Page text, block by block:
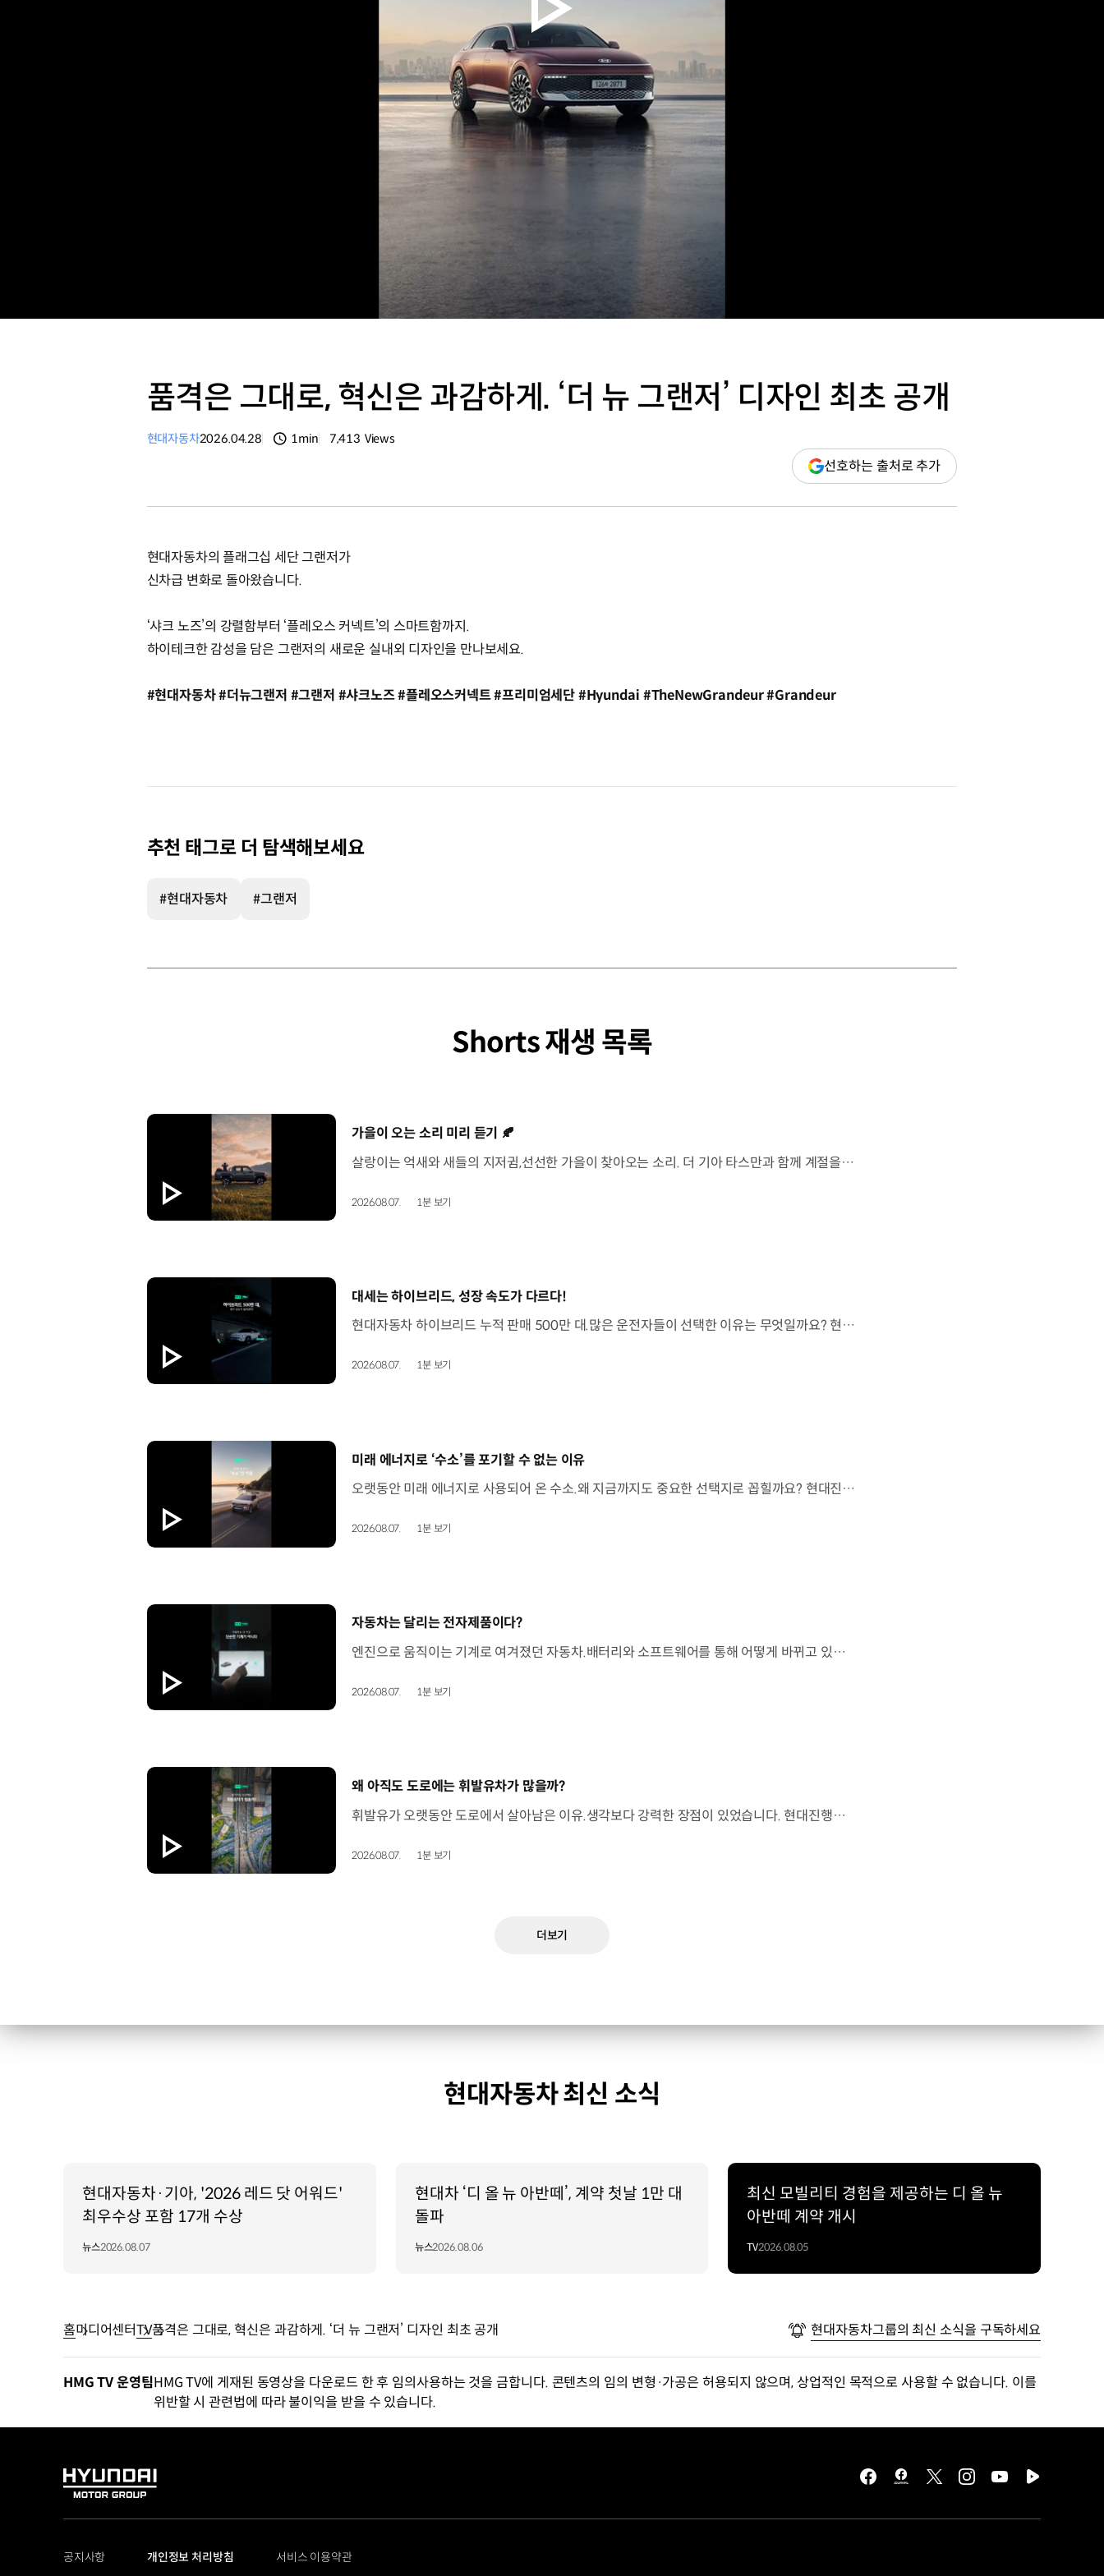
품격은 그대로, 혁신은 과감하게. ‘더 뉴 그랜저’ 디자인 최초 공개
현대자동차2026.04.28 1min 7,413 Views
선호하는 출처로 추가(새
창
열림)
현대자동차의 플래그십 세단 그랜저가
신차급 변화로 돌아왔습니다.
‘샤크 노즈’의 강렬함부터 ‘플레오스 커넥트’의 스마트함까지.
하이테크한 감성을 담은 그랜저의 새로운 실내외 디자인을 만나보세요.
#현대자동차 #더뉴그랜저 #그랜저 #샤크노즈 #플레오스커넥트 #프리미엄세단 #Hyundai #TheNewGrandeur #Grandeur
추천 태그로 더 탐색해보세요
#현대자동차 #그랜저
Shorts 재생 목록
[동영상]
가을이 오는 소리 미리 듣기 🍂
살랑이는 억새와 새들의 지저귐,선선한 가을이 찾아오는 소리. 더 기아 타스만과 함께 계절을 만나보세요. 🎧 *본 영상은 AI를 활용해 제작했습니다. #기아 #더기아타스만 #타스만 #가을 #입추 #Tasman #ASMR
2026.08.07. 1분 보기
[동영상]
대세는 하이브리드, 성장 속도가 다르다!
현대자동차 하이브리드 누적 판매 500만 대.많은 운전자들이 선택한 이유는 무엇일까요? 현대진행형 팟캐스트 EP.21에서 확인하세요.📻 #현대자동차그룹 #현대진행형 #모빌리티팟캐스트 #하이브리드 #연료 #미래모빌리티 #모빌리티
2026.08.07. 1분 보기
[동영상]
미래 에너지로 ‘수소’를 포기할 수 없는 이유
오랫동안 미래 에너지로 사용되어 온 수소.왜 지금까지도 중요한 선택지로 꼽힐까요? 현대진행형 팟캐스트 EP.21에서 확인하세요.📻 #현대자동차그룹 #현대진행형 #모빌리티팟캐스트 #수소전기차 #수소에너지 #연료 #미래모빌리티 #모빌리티
2026.08.07. 1분 보기
[동영상]
자동차는 달리는 전자제품이다?
엔진으로 움직이는 기계로 여겨졌던 자동차.배터리와 소프트웨어를 통해 어떻게 바뀌고 있을까요? 현대진행형 팟캐스트 EP.21에서 확인하세요.📻 #현대자동차그룹 #현대진행형 #모빌리티팟캐스트 #SDV #전기차 #연료 #미래모빌리티 #모빌리티
2026.08.07. 1분 보기
[동영상]
왜 아직도 도로에는 휘발유차가 많을까?
휘발유가 오랫동안 도로에서 살아남은 이유.생각보다 강력한 장점이 있었습니다. 현대진행형 팟캐스트 EP.21에서 확인하세요.📻 #현대자동차그룹 #현대진행형 #모빌리티팟캐스트 #휘발유 #내연기관 #연료 #미래모빌리티 #모빌리티
2026.08.07. 1분 보기
더보기
현대자동차 최신 소식
현대자동차·기아, '2026 레드 닷 어워드'
최우수상 포함 17개 수상
뉴스2026.08.07
현대차 ‘디 올 뉴 아반떼’, 계약 첫날 1만 대
돌파
뉴스2026.08.06
최신 모빌리티 경험을 제공하는 디 올 뉴
아반떼 계약 개시
TV2026.08.05
홈미디어센터TV품격은 그대로, 혁신은 과감하게. ‘더 뉴 그랜저’ 디자인 최초 공개 현대자동차그룹의 최신 소식을 구독하세요
HMG TV 운영팀HMG TV에 게재된 동영상을 다운로드 한 후 임의사용하는 것을 금합니다. 콘텐츠의 임의 변형·가공은 허용되지 않으며, 상업적인 목적으로 사용할 수 없습니다. 이를
위반할 시 관련법에 따라 불이익을 받을 수 있습니다.
HYUNDAI
GROUP
facebook
hmg
facebook
twitterinstagramyoutubenaver
공지사항 개인정보 처리방침 서비스 이용약관